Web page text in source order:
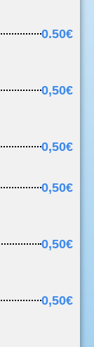
0.50€
0,50€
0,50€
0,50€
0,50€
0,50€